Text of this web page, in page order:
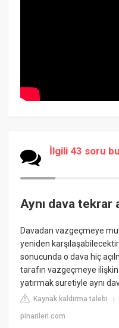
İlgili 43 soru
Aynı dava tekrar
Davadan vazgeçmeye
yeniden
sonucunda o dava hiç
tarafın vazgeçmeye ilişkin
yatırmak suretiyle aynı
Kaynak kaldırma talebi
pinarileri.com